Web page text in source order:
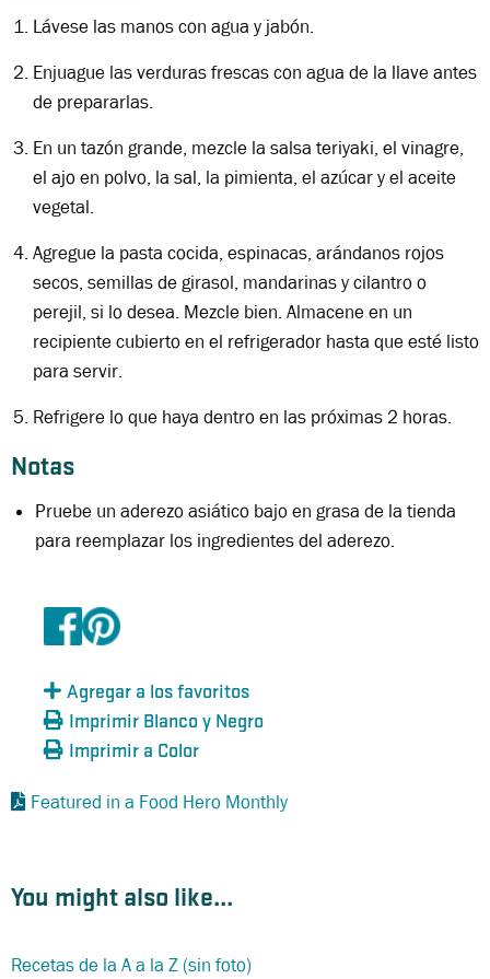
Lávese las manos con agua y jabón.
Enjuague las verduras frescas con agua de la llave antes
de prepararlas.
En un tazón grande, mezcle la salsa teriyaki, el vinagre,
el ajo en polvo, la sal, la pimienta, el azúcar y el aceite
vegetal.
Agregue la pasta cocida, espinacas, arándanos rojos
secos, semillas de girasol, mandarinas y cilantro o
perejil, si lo desea. Mezcle bien. Almacene en un
recipiente cubierto en el refrigerador hasta que esté listo
para servir.
Refrigere lo que haya dentro en las próximas 2 horas.
Notas
Pruebe un aderezo asiático bajo en grasa de la tienda
para reemplazar los ingredientes del aderezo.
Agregar a los favoritos
Imprimir Blanco y Negro
Imprimir a Color
Featured in a Food Hero Monthly
You might also like...
Recetas de la A a la Z (sin foto)